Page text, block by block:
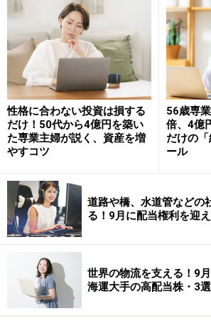
あります。それは「配当」です。配
ません。株主は投資をして株を持た
株主は金融機関や大企業というルー
せん。私たちはいつでも株主になる
社員は「会社員兼株主」にならない
らい損ねる時代になっているのです
株主になった場合も、分配金という形
す）。
そして、預金で増やすことにも限界
は高金利時代が長く続いて、年利6％
がんがんお金が増やせました。銀行
とにかく預けたら預けるほどトクで
と倍になるようなペースだったのです
性格に合わない投資は損する
だけ！50代から4億円を築い
た専業主婦が説く、資産を増
やすコツ
56歳専
倍、4億
だけの
ール
道路や橋、水道管などの
る！9月に配当権利を迎
世界の物流を支える！9
海運大手の高配当株・3選